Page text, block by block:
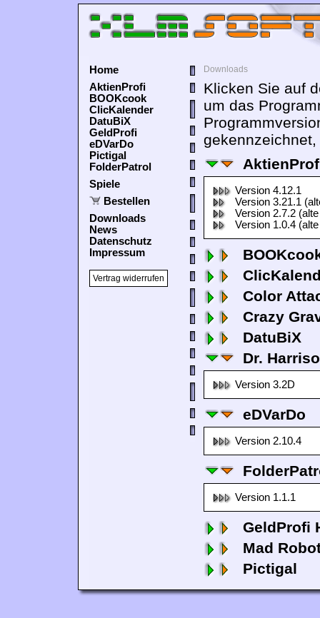
Home
AktienProfi
BOOKcook
ClicKalender
DatuBiX
GeldProfi
eDVarDo
Pictigal
FolderPatrol
Spiele
Bestellen
Downloads
News
Datenschutz
Impressum
Vertrag widerrufen
Downloads
Klicken Sie auf
um das
Version 4.12.1
Version 3.21.1
Version 2.7.2
Version 1.0.4
Color
Crazy
DatuBiX
Dr.
Version 3.2D
eDVarDo
Version 2.10.4
Version 1.1.1
GeldProfi
Mad
Pictigal